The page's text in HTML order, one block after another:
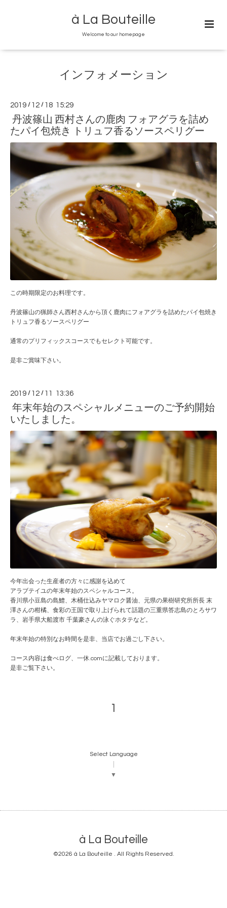
à La Bouteille
Welcome to our homepage
インフォメーション
2019 / 12 / 18 15:29
丹波篠山 西村さんの鹿肉 フォアグラを詰め
たパイ包焼き トリュフ香るソースペリグー
この時期限定のお料理です。
丹波篠山の猟師さん西村さんから頂く鹿肉にフォアグラを詰めたパイ包焼き
トリュフ香るソースペリグー
通常のプリフィックスコースでもセレクト可能です。
是非ご賞味下さい。
2019 / 12 / 11 13:36
年末年始のスペシャルメニューのご予約開始
いたしました。
今年出会った生産者の方々に感謝を込めて
アラブテイユの年末年始のスペシャルコース。
香川県小豆島の島鱧、木桶仕込みヤマロク醤油、元県の果樹研究所所長 末
澤さんの柑橘、食彩の王国で取り上げられて話題の三重県答志島のとろサワ
ラ、岩手県大船渡市 千葉豪さんの泳ぐホタテなど。
年末年始の特別なお時間を是非、当店でお過ごし下さい。
コース内容は食べログ、一休.comに記載しております。
是非ご覧下さい。
1
Select Language
▼
à La Bouteille
©2026 à La Bouteille . All Rights Reserved.